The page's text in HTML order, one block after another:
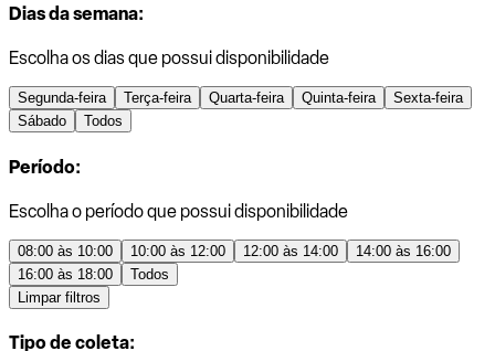
Dias da semana:
Escolha os dias que possui disponibilidade
Segunda-feira Terça-feira Quarta-feira Quinta-feira
Sexta-feira
Sábado
Todos
Período:
Escolha o período que possui disponibilidade
08:00 às 10:00 10:00 às 12:00 12:00 às 14:00
14:00 às 16:00
16:00 às 18:00
Todos
Limpar filtros
Tipo de coleta: